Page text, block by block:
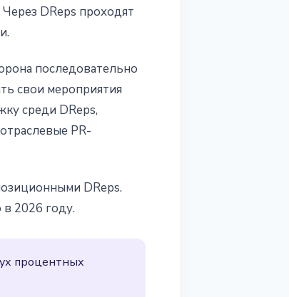
DReps проходят
последовательно
свои мероприятия
среди DReps,
PR-
DReps.
2026 году.
процентных